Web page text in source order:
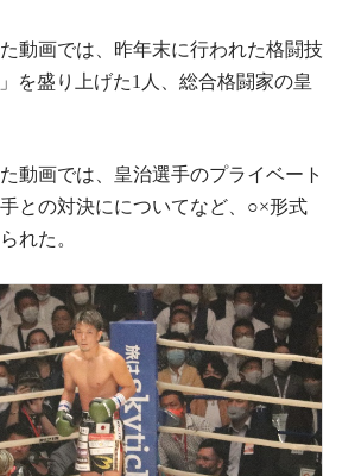
動画では、昨年末に行われた格闘技
を盛り上げた1人、総合格闘家の皇
動画では、皇治選手のプライベート
との対決にについてなど、○×形式
れた。